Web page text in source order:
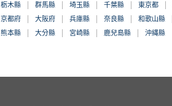
栃木縣 群馬縣 埼玉縣 千葉縣 東京都
京都府 大阪府 兵庫縣 奈良縣 和歌山縣
熊本縣 大分縣 宮崎縣 鹿兒島縣 沖縄縣